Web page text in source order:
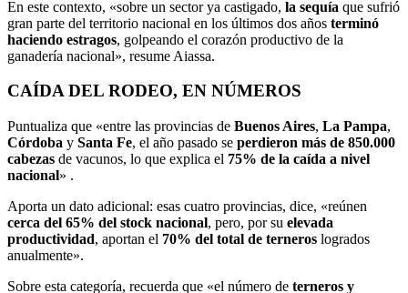
En este contexto, «sobre un sector ya castigado, la sequía que sufrió
gran parte del territorio nacional en los últimos dos años terminó
haciendo estragos, golpeando el corazón productivo de la
ganadería nacional», resume Aiassa.
CAÍDA DEL RODEO, EN NÚMEROS
Puntualiza que «entre las provincias de Buenos Aires, La Pampa,
Córdoba y Santa Fe, el año pasado se perdieron más de 850.000
cabezas de vacunos, lo que explica el 75% de la caída a nivel
nacional» .
Aporta un dato adicional: esas cuatro provincias, dice, «reúnen
cerca del 65% del stock nacional, pero, por su elevada
productividad, aportan el 70% del total de terneros logrados
anualmente».
Sobre esta categoría, recuerda que «el número de terneros y